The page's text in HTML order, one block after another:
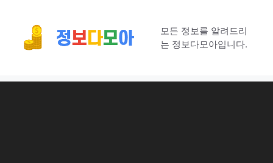
너
모든 정보를 알려드리
는 정보다모아입니다.